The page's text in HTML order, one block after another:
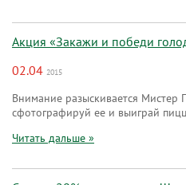
Акция «Закажи и победи
02.04 2015
Внимание разыскивается Мистер
сфотографируй ее и выиграй
Читать дальше »